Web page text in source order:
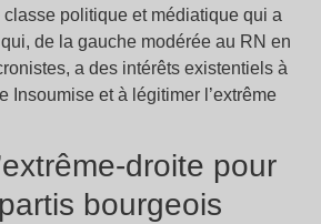
classe politique et médiatique qui a
de la gauche modérée au RN en
a des intérêts existentiels à
Insoumise et à légitimer l’extrême
droite pour
bourgeois